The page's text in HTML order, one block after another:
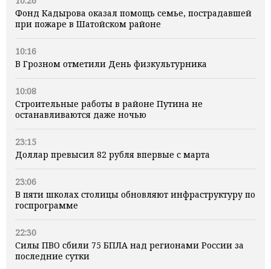
Фонд Кадырова оказал помощь семье, пострадавшей
при пожаре в Шатойском районе
10:16
В Грозном отметили День физкультурника
10:08
Строительные работы в районе Путина не
останавливаются даже ночью
23:15
Доллар превысил 82 рубля впервые с марта
23:06
В пяти школах столицы обновляют инфраструктуру по
госпрограмме
22:30
Силы ПВО сбили 75 БПЛА над регионами России за
последние сутки